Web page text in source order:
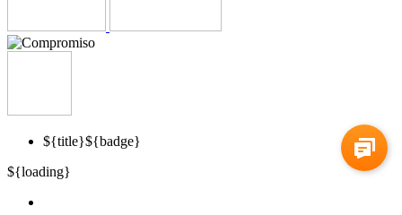
${title}${badge}
${loading}